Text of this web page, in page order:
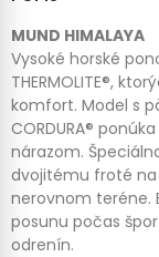
MUND HIMALAYA
Vysoké horské
THERMOLITE®,
komfort. Model s
CORDURA®
nárazom.
dvojitému froté
nerovnom teréne.
posunu počas
odrenín.